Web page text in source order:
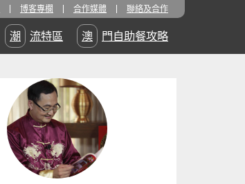
博客專欄 合作媒體 聯絡及合作
潮流特區 澳門自助餐攻略